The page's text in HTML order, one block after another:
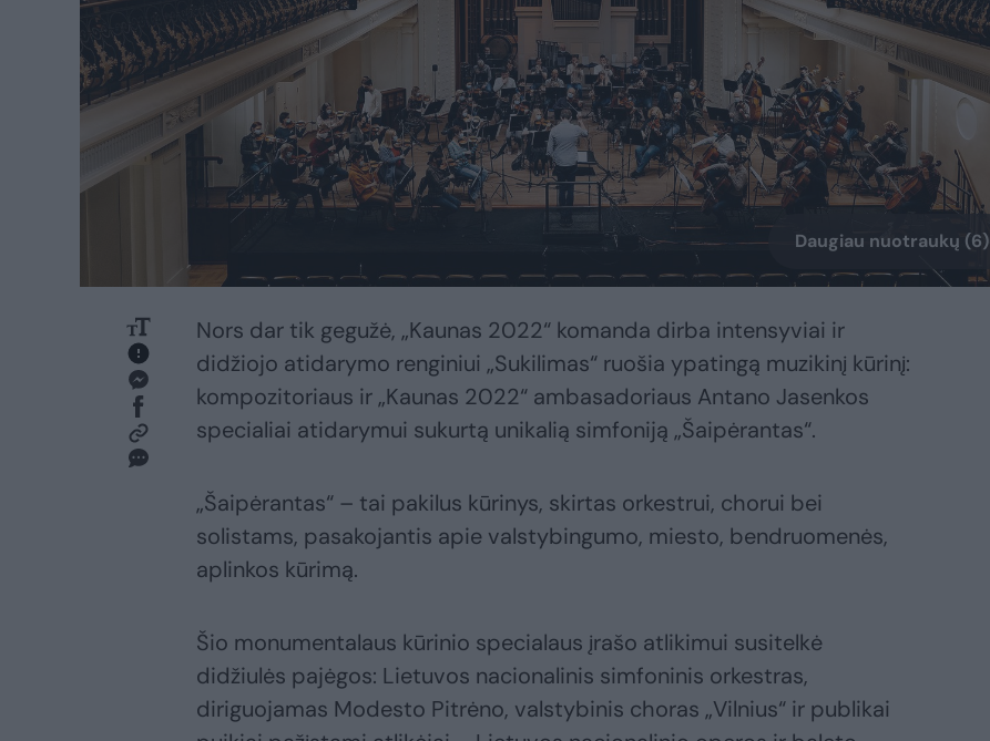
Daugiau nuotraukų (6)
Nors dar tik gegužė, „Kaunas 2022“ komanda dirba intensyviai ir
didžiojo atidarymo renginiui „Sukilimas“ ruošia ypatingą muzikinį kūrinį:
kompozitoriaus ir „Kaunas 2022“ ambasadoriaus Antano Jasenkos
specialiai atidarymui sukurtą unikalią simfoniją „Šaipėrantas“.
„Šaipėrantas“ – tai pakilus kūrinys, skirtas orkestrui, chorui bei
solistams, pasakojantis apie valstybingumo, miesto, bendruomenės,
aplinkos kūrimą.
Šio monumentalaus kūrinio specialaus įrašo atlikimui susitelkė
didžiulės pajėgos: Lietuvos nacionalinis simfoninis orkestras,
diriguojamas Modesto Pitrėno, valstybinis choras „Vilnius“ ir publikai